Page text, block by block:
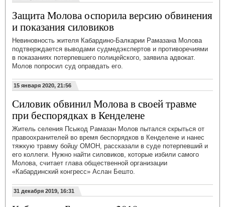
Защита Молова оспорила версию обвинения
и показания силовиков
Невиновность жителя Кабардино-Балкарии Рамазана Молова
подтверждается выводами судмедэкспертов и противоречиями
в показаниях потерпевшего полицейского, заявила адвокат.
Молов попросил суд оправдать его.
15 января 2020, 21:56
Силовик обвинил Молова в своей травме
при беспорядках в Кенделене
Житель селения Псыкод Рамазан Молов пытался скрыться от
правоохранителей во время беспорядков в Кенделене и нанес
тяжкую травму бойцу ОМОН, рассказали в суде потерпевший и
его коллеги. Нужно найти силовиков, которые избили самого
Молова, считает глава общественной организации
«Кабардинский конгресс» Аслан Бешто.
31 декабря 2019, 16:31